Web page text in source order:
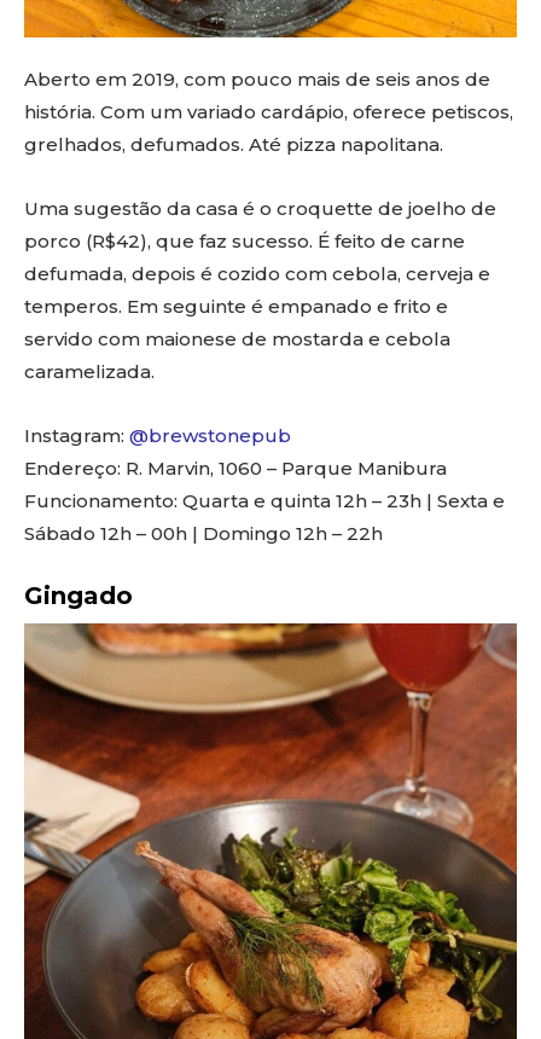
Aberto em 2019, com pouco mais de seis anos de
história. Com um variado cardápio, oferece petiscos,
grelhados, defumados. Até pizza napolitana.
Uma sugestão da casa é o croquette de joelho de
porco (R$42), que faz sucesso. É feito de carne
defumada, depois é cozido com cebola, cerveja e
temperos. Em seguinte é empanado e frito e
servido com maionese de mostarda e cebola
caramelizada.
Instagram: @brewstonepub
Endereço: R. Marvin, 1060 – Parque Manibura
Funcionamento: Quarta e quinta 12h – 23h | Sexta e
Sábado 12h – 00h | Domingo 12h – 22h
Gingado